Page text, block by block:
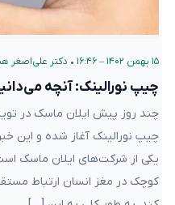
۱۵ بهمن ۱۴۰۲ – ۱۶:۴۶ • دکتر علی‌اصغر
چیپ نورالینک: آنچه
چند روز پیش ایلان ماسک در
چیپ نورالینک آغاز شده و این
یکی از شرکت‌های ایلان ماسک
کوچک در مغز انسان ارتباط